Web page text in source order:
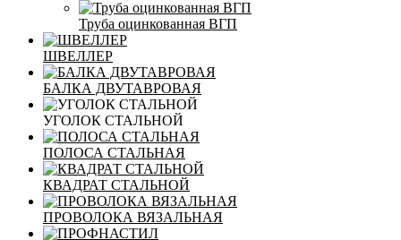
Труба оцинкованная ВГП
ШВЕЛЛЕР
БАЛКА ДВУТАВРОВАЯ
УГОЛОК СТАЛЬНОЙ
ПОЛОСА СТАЛЬНАЯ
КВАДРАТ СТАЛЬНОЙ
ПРОВОЛОКА ВЯЗАЛЬНАЯ